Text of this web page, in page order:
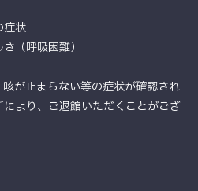
症状
（呼吸困難）
咳が止まらない等の症状が確認され
より、ご退館いただくことがござ